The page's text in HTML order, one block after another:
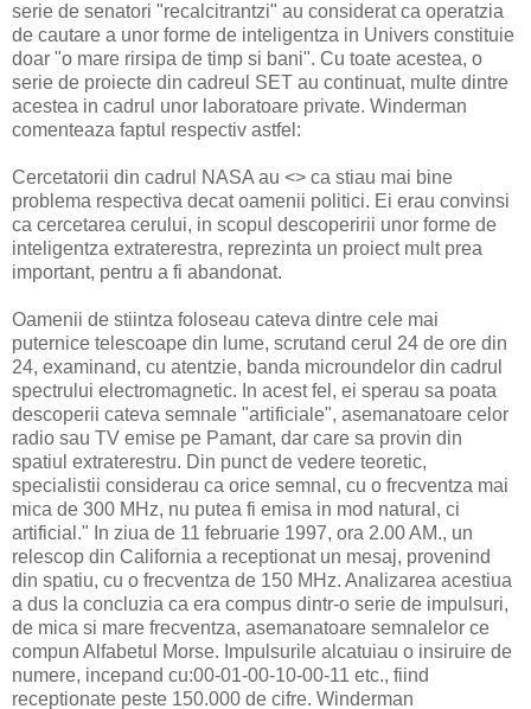
serie de senatori "recalcitrantzi" au considerat ca operatzia
de cautare a unor forme de inteligentza in Univers constituie
doar "o mare rirsipa de timp si bani". Cu toate acestea, o
serie de proiecte din cadreul SET au continuat, multe dintre
acestea in cadrul unor laboratoare private. Winderman
comenteaza faptul respectiv astfel:
Cercetatorii din cadrul NASA au <> ca stiau mai bine
problema respectiva decat oamenii politici. Ei erau convinsi
ca cercetarea cerului, in scopul descoperirii unor forme de
inteligentza extraterestra, reprezinta un proiect mult prea
important, pentru a fi abandonat.
Oamenii de stiintza foloseau cateva dintre cele mai
puternice telescoape din lume, scrutand cerul 24 de ore din
24, examinand, cu atentzie, banda microundelor din cadrul
spectrului electromagnetic. In acest fel, ei sperau sa poata
descoperii cateva semnale "artificiale", asemanatoare celor
radio sau TV emise pe Pamant, dar care sa provin din
spatiul extraterestru. Din punct de vedere teoretic,
specialistii considerau ca orice semnal, cu o frecventza mai
mica de 300 MHz, nu putea fi emisa in mod natural, ci
artificial." In ziua de 11 februarie 1997, ora 2.00 AM., un
relescop din California a receptionat un mesaj, provenind
din spatiu, cu o frecventza de 150 MHz. Analizarea acestiua
a dus la concluzia ca era compus dintr-o serie de impulsuri,
de mica si mare frecventza, asemanatoare semnalelor ce
compun Alfabetul Morse. Impulsurile alcatuiau o insiruire de
numere, incepand cu:00-01-00-10-00-11 etc., fiind
receptionate peste 150.000 de cifre. Winderman